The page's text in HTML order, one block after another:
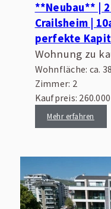
**Neubau** | 2
Crailsheim |
perfekte
Wohnung zu
Wohnfläche: ca.
Zimmer: 2
Kaufpreis:
Mehr erfahren